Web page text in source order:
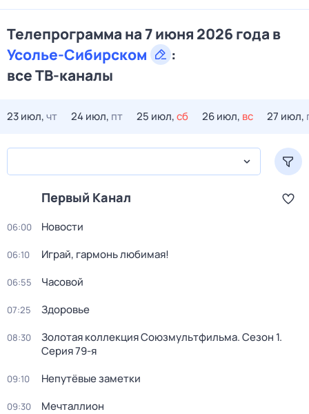
Телепрограмма на 7 июня 2026 года в
Усолье-Сибирском
:
все ТВ-каналы
23 июл,чт 24 июл, пт 25 июл,сб 26 июл, вс 27 июл,
Первый Канал
06:00 Новости
06:10 Играй, гармонь любимая!
06:55 Часовой
07:25 Здоровье
08:30 Золотая коллекция Союзмультфильма. Сезон 1.
Серия 79-я
09:10 Непутёвые заметки
09:30 Мечталлион